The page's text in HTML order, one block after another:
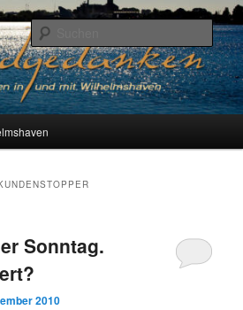
Sonntag.
2010